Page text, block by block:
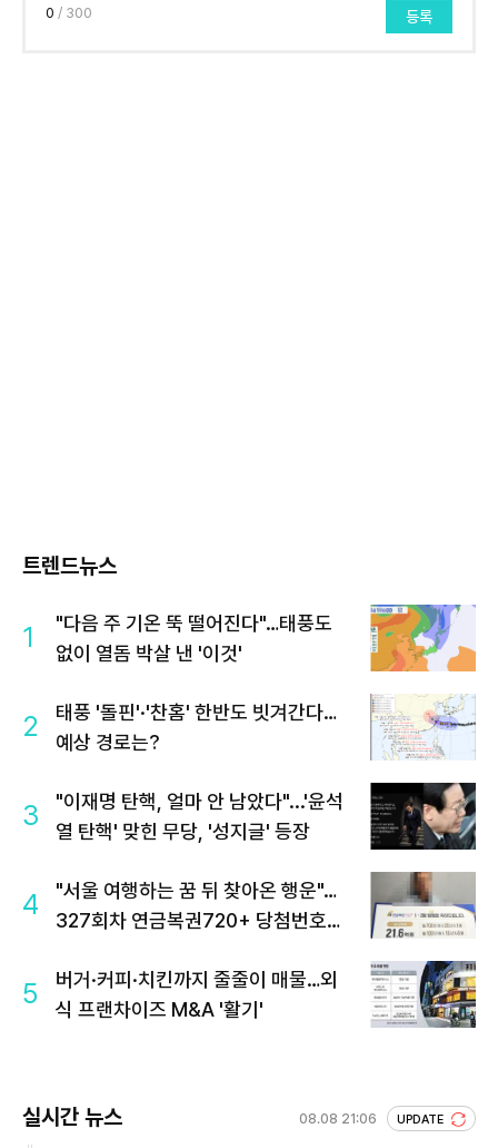
0 / 300 등록
트렌드뉴스
1
"다음 주 기온 뚝 떨어진다"…태풍도
없이 열돔 박살 낸 '이것'
2
태풍 '돌핀'·'찬홈' 한반도 빗겨간다…
예상 경로는?
3
"이재명 탄핵, 얼마 안 남았다"...'윤석
열 탄핵' 맞힌 무당, '성지글' 등장
4
"서울 여행하는 꿈 뒤 찾아온 행운"…
327회차 연금복권720+ 당첨번호조
5
버거·커피·치킨까지 줄줄이 매물…외
식 프랜차이즈 M&A '활기'
실시간 뉴스 08.08 21:06 UPDATE